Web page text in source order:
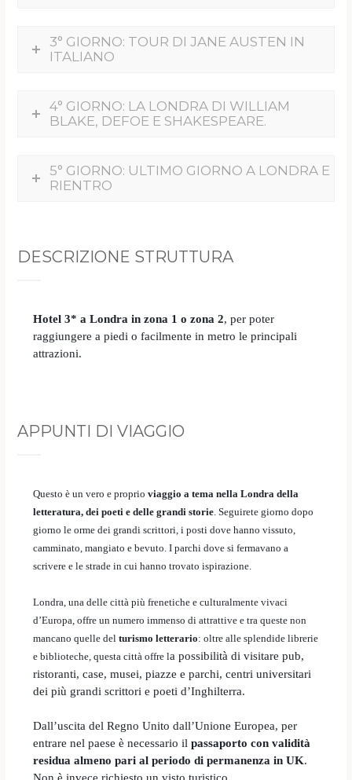
3° GIORNO: TOUR DI JANE AUSTEN IN
ITALIANO
4° GIORNO: LA LONDRA DI WILLIAM
BLAKE, DEFOE E SHAKESPEARE.
5° GIORNO: ULTIMO GIORNO A LONDRA E
RIENTRO
DESCRIZIONE STRUTTURA
Hotel 3* a Londra in zona 1 o zona 2, per poter
raggiungere a piedi o facilmente in metro le principali
attrazioni.
APPUNTI DI VIAGGIO
Questo è un vero e proprio viaggio a tema nella Londra della
letteratura, dei poeti e delle grandi storie. Seguirete giorno dopo
giorno le orme dei grandi scrittori, i posti dove hanno vissuto,
camminato, mangiato e bevuto. I parchi dove si fermavano a
scrivere e le strade in cui hanno trovato ispirazione.
Londra, una delle città più frenetiche e culturalmente vivaci
d’Europa, offre un numero immenso di attrattive e tra queste non
mancano quelle delturismo letterario: oltre alle splendide librerie
e biblioteche, questa città offre la possibilità di visitare pub,
ristoranti, case, musei, piazze e parchi, centri universitari
dei più grandi scrittori e poeti d’Inghilterra.
Dall’uscita del Regno Unito dall’Unione Europea, per
entrare nel paese è necessario ilpassaporto con validità
residua almeno pari al periodo di permanenza in UK.